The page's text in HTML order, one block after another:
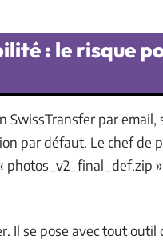
: le risque
SwissTransfer par email,
par défaut. Le chef de
Il se pose avec tout outil